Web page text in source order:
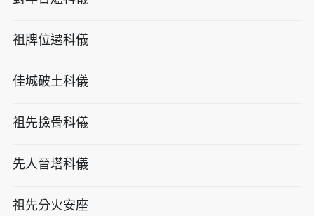
祖牌位遷科儀
佳城破土科儀
祖先撿骨科儀
先人晉塔科儀
祖先分火安座